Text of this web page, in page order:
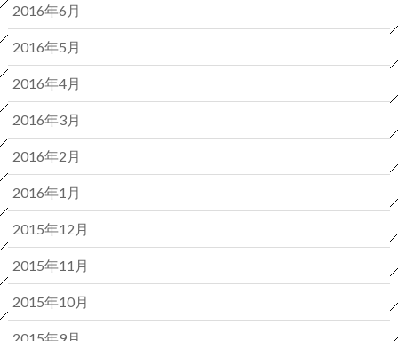
2016年6月
2016年5月
2016年4月
2016年3月
2016年2月
2016年1月
2015年12月
2015年11月
2015年10月
2015年9月